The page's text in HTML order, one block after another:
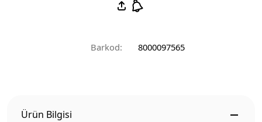
Barkod: 8000097565
Ürün Bilgisi